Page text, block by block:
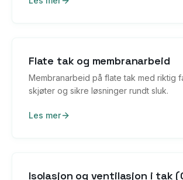
Flate tak og membranarbeid
Membranarbeid på flate tak med riktig
skjøter og sikre løsninger rundt sluk.
Les mer
Isolasjon og ventilasjon i tak